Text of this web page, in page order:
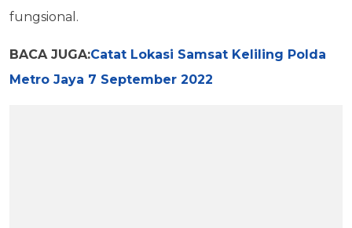
fungsional.
BACA JUGA:Catat Lokasi Samsat Keliling Polda
Metro Jaya 7 September 2022